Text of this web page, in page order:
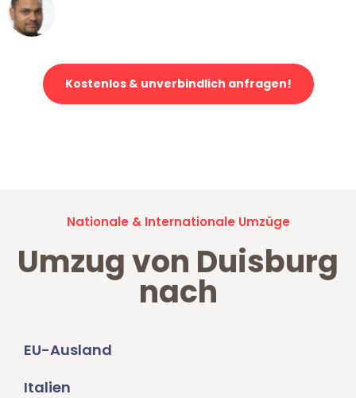
Kostenlos & unverbindlich anfragen!
Nationale & Internationale Umzüge
Umzug von Duisburg
nach
EU-Ausland
Italien